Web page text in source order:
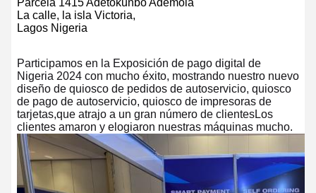
Parcela 1415 Adetokunbo Ademola
La calle, la isla Victoria,
Lagos Nigeria
Participamos en la Exposición de pago digital de
Nigeria 2024 con mucho éxito, mostrando nuestro nuevo
diseño de quiosco de pedidos de autoservicio, quiosco
de pago de autoservicio, quiosco de impresoras de
tarjetas,que atrajo a un gran número de clientesLos
clientes amaron y elogiaron nuestras máquinas mucho.